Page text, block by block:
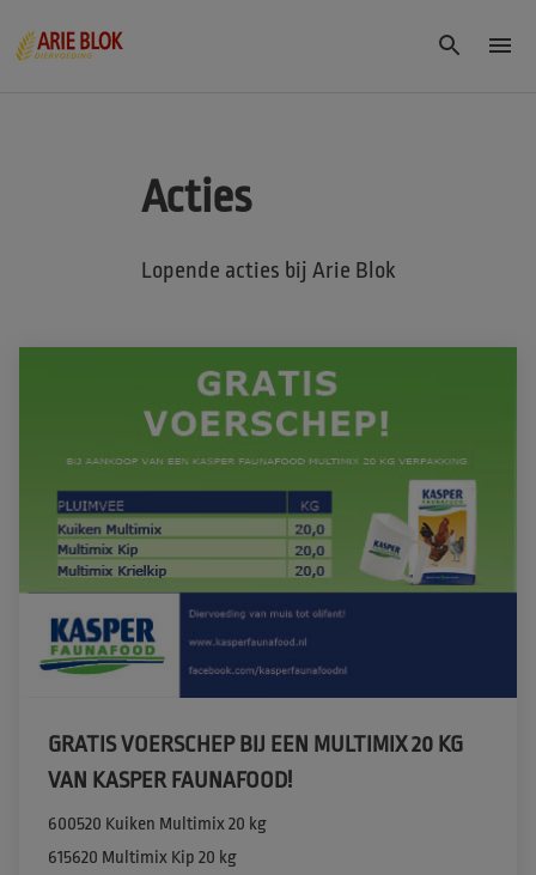
Acties
Lopende acties bij Arie Blok
GRATIS VOERSCHEP BIJ EEN MULTIMIX 20 KG
VAN KASPER FAUNAFOOD!
600520 Kuiken Multimix 20 kg
615620 Multimix Kip 20 kg